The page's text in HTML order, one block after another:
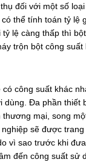
đối với một số loại
thể tính toán tỷ lệ
lệ càng thấp thì
trộn bột công suất
có công suất khác
dùng. Đa phần thiết
mại, song
sẽ được
vì sao trước khi
đến công suất sử